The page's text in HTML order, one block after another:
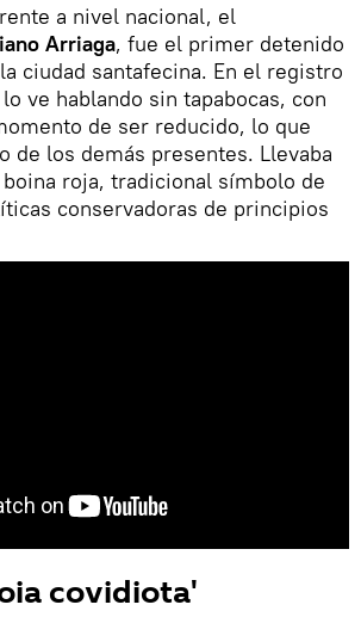
a nivel nacional, el
Arriaga, fue el primer detenido
ciudad santafecina. En el registro
ve hablando sin tapabocas, con
de ser reducido, lo que
de los demás presentes. Llevaba
boina roja, tradicional símbolo de
conservadoras de principios
covidiota'